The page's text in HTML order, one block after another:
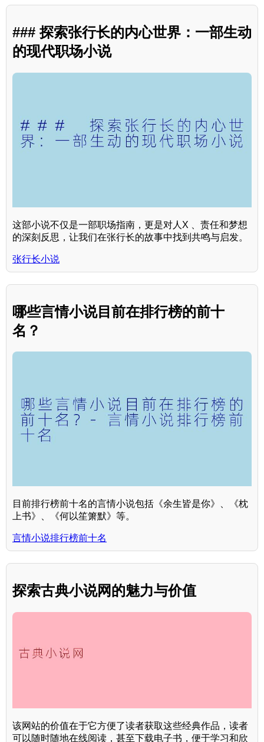
### 探索张行长的内心世界：一部生动
的现代职场小说
这部小说不仅是一部职场指南，更是对人X 、责任和梦想
的深刻反思，让我们在张行长的故事中找到共鸣与启发。
张行长小说
哪些言情小说目前在排行榜的前十
名？
目前排行榜前十名的言情小说包括《余生皆是你》、《枕
上书》、《何以笙箫默》等。
言情小说排行榜前十名
探索古典小说网的魅力与价值
该网站的价值在于它方便了读者获取这些经典作品，读者
可以随时随地在线阅读，甚至下载电子书，便于学习和欣